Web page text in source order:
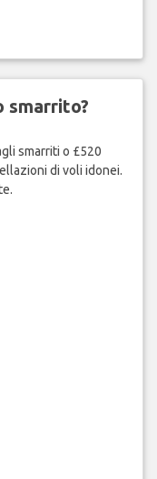
smarrito?
smarriti o £520
di voli idonei.